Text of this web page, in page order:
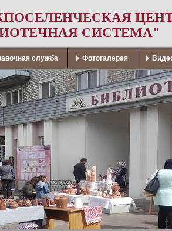
СИСТЕМА"
служба Фотогалерея